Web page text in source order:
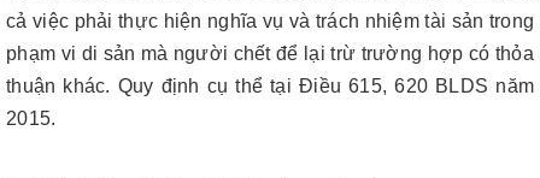
cả việc phải thực hiện nghĩa vụ và trách nhiệm tài sản trong
phạm vi di sản mà người chết để lại trừ trường hợp có thỏa
thuận khác. Quy định cụ thể tại Điều 615, 620 BLDS năm
2015.